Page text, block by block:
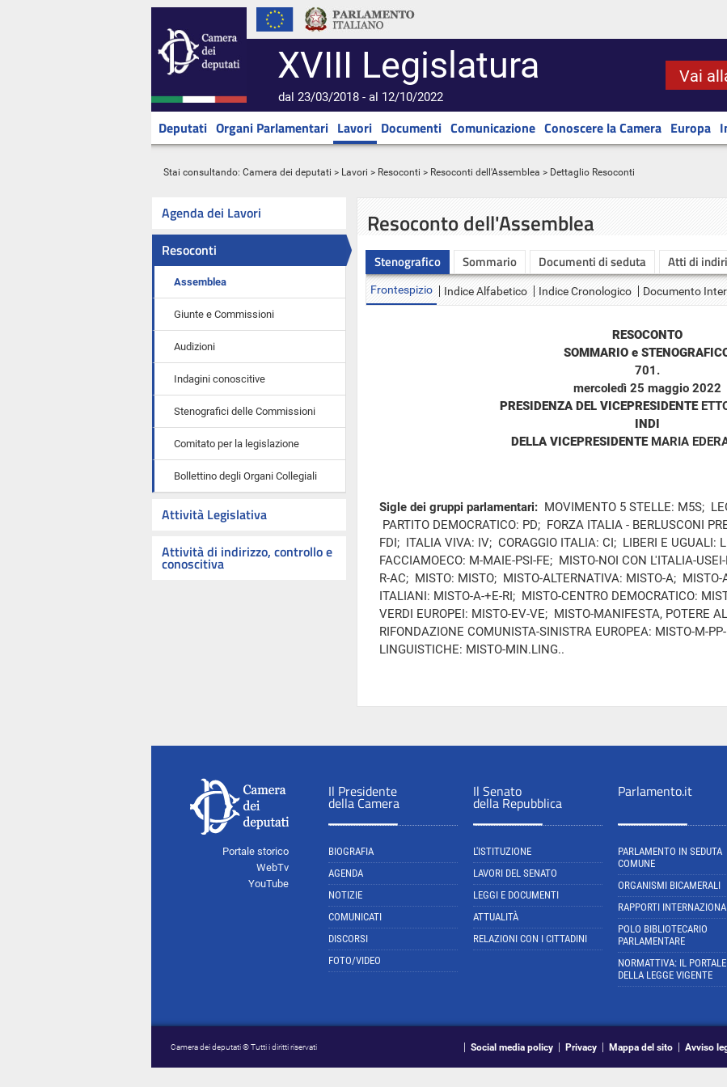
XVIII Legislatura
dal 23/03/2018 - al 12/10/2022
Vai
Deputati Organi Parlamentari Lavori Documenti Comunicazione Conoscere la Camera Europa
Stai consultando: Camera dei deputati > Lavori > Resoconti > Resoconti dell'Assemblea > Dettaglio Resoconti
Agenda dei Lavori
Resoconti
Assemblea
Giunte e Commissioni
Audizioni
Indagini conoscitive
Stenografici delle Commissioni
Comitato per la legislazione
Bollettino degli Organi Collegiali
Attività Legislativa
Attività di indirizzo, controllo e
conoscitiva
Resoconto dell'Assemblea
Stenografico Sommario Documenti di seduta Atti di
Frontespizio Indice Alfabetico Indice Cronologico Documento
RESOCONTO
SOMMARIO e
701.
mercoledì 25 maggio 2022
PRESIDENZA DEL VICEPRESIDENTE
INDI
DELLA VICEPRESIDENTE MARIA
Sigle dei gruppi parlamentari: MOVIMENTO 5 STELLE: M5S;
PARTITO DEMOCRATICO: PD; FORZA ITALIA - BERLUSCONI
FDI; ITALIA VIVA: IV; CORAGGIO ITALIA: CI; LIBERI E UGUALI:
FACCIAMOECO: M-MAIE-PSI-FE; MISTO-NOI CON L'ITALIA-
R-AC; MISTO: MISTO; MISTO-ALTERNATIVA: MISTO-A; MISTO-
ITALIANI: MISTO-A-+E-RI; MISTO-CENTRO DEMOCRATICO:
VERDI EUROPEI: MISTO-EV-VE; MISTO-MANIFESTA, POTERE
RIFONDAZIONE COMUNISTA-SINISTRA EUROPEA: MISTO-M-
LINGUISTICHE: MISTO-MIN.LING..
Portale storico
WebTv
YouTube
Il Presidente
della Camera
BIOGRAFIA
AGENDA
NOTIZIE
COMUNICATI
DISCORSI
FOTO/VIDEO
Il Senato
della Repubblica
L'ISTITUZIONE
LAVORI DEL SENATO
LEGGI E DOCUMENTI
ATTUALITÀ
RELAZIONI CON I CITTADINI
Parlamento.it
PARLAMENTO IN SEDUTA
COMUNE
ORGANISMI BICAMERALI
RAPPORTI
POLO BIBLIOTECARIO
PARLAMENTARE
NORMATTIVA: IL PORTALE
DELLA LEGGE VIGENTE
Camera dei deputati © Tutti i diritti riservati Social media policy Privacy Mappa del sito Avviso